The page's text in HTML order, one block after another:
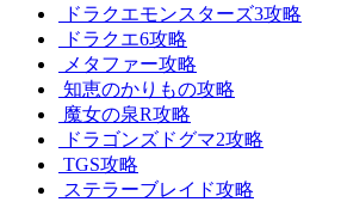
ドラクエモンスターズ3攻略
ドラクエ6攻略
メタファー攻略
知恵のかりもの攻略
魔女の泉R攻略
ドラゴンズドグマ2攻略
TGS攻略
ステラーブレイド攻略